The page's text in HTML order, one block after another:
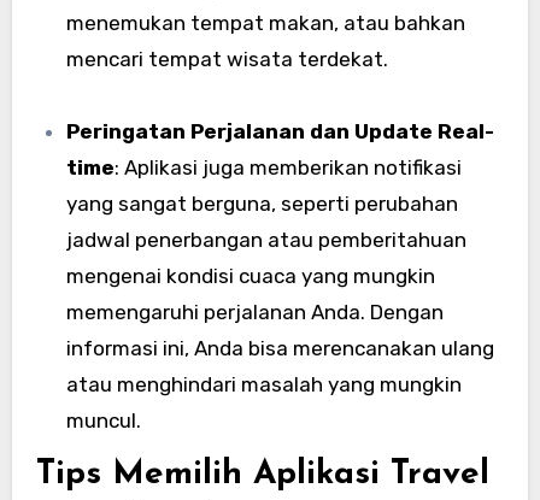
menemukan tempat makan, atau bahkan
mencari tempat wisata terdekat.
Peringatan Perjalanan dan Update Real-
time: Aplikasi juga memberikan notifikasi
yang sangat berguna, seperti perubahan
jadwal penerbangan atau pemberitahuan
mengenai kondisi cuaca yang mungkin
memengaruhi perjalanan Anda. Dengan
informasi ini, Anda bisa merencanakan ulang
atau menghindari masalah yang mungkin
muncul.
Tips Memilih Aplikasi Travel